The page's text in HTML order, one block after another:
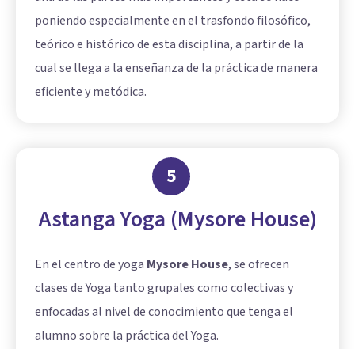
poniendo especialmente en el trasfondo filosófico,
teórico e histórico de esta disciplina, a partir de la
cual se llega a la enseñanza de la práctica de manera
eficiente y metódica.
5
Astanga Yoga (Mysore House)
En el centro de yoga Mysore House, se ofrecen
clases de Yoga tanto grupales como colectivas y
enfocadas al nivel de conocimiento que tenga el
alumno sobre la práctica del Yoga.